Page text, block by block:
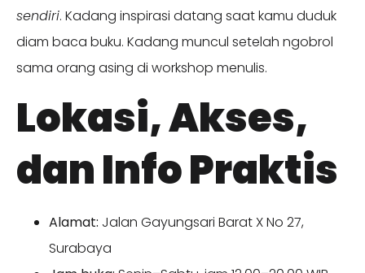
sendiri. Kadang inspirasi datang saat kamu duduk
diam baca buku. Kadang muncul setelah ngobrol
sama orang asing di workshop menulis.
Lokasi, Akses,
dan Info Praktis
Alamat: Jalan Gayungsari Barat X No 27,
Surabaya